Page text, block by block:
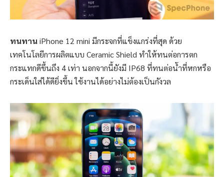
ทนทานiPhone 12 mini มีกระจกที่แข็งแกร่งที่สุด ด้วย
เทคโนโลยีการผลิตแบบ Ceramic Shield ทำให้ทนต่อการตก
กระแทกดีขึ้นถึง 4 เท่า นอกจากนี้ยังมี IP68 ที่ทนต่อน้ำที่หกหรือ
กระเด็นใส่ได้ดียิ่งขึ้น ใช้งานได้อย่างไม่ต้องเป็นกังวล